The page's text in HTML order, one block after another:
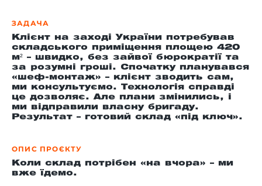
ЗАДАЧА
Клієнт на заході України потребував
складського приміщення площею 420
м² – швидко, без зайвої бюрократії та
за розумні гроші. Спочатку планувався
«шеф-монтаж» – клієнт зводить сам,
ми консультуємо. Технологія справді
це дозволяє. Але плани змінились, і
ми відправили власну бригаду.
Результат – готовий склад «під ключ».
ОПИС ПРОЄКТУ
Коли склад потрібен «на вчора» – ми
вже їдемо.